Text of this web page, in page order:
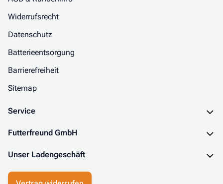
Widerrufsrecht
Datenschutz
Batterieentsorgung
Barrierefreiheit
Sitemap
Service
Futterfreund GmbH
Unser Ladengeschäft